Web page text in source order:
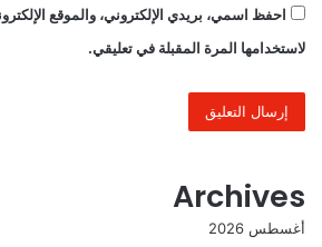
احفظ اسمي، بريدي الإلكتروني، والموقع
لاستخدامها المرة المقبلة في تعليقي.
Archives
أغسطس 2026